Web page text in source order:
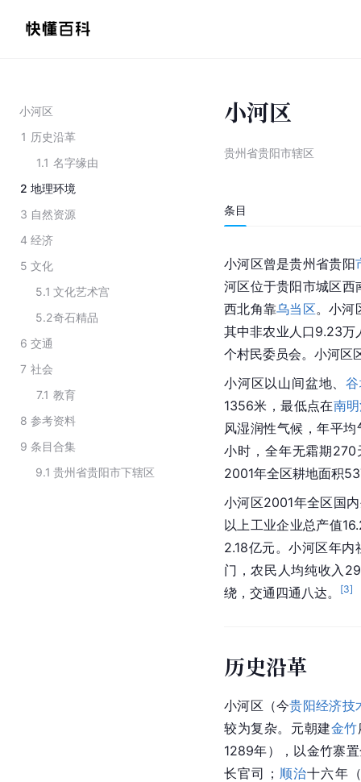
小河区
1 历史沿革
1.1 名字缘由
2 地理环境
3 自然资源
4 经济
5 文化
5.1 文化艺术宫
5.2奇石精品
6 交通
7 社会
7.1 教育
8 参考资料
9 条目合集
9.1 贵州省贵阳市下辖区
小河区
贵州省贵阳市辖区
条目
小河区曾是贵州省贵阳
河区位于贵阳市城区
西北角靠乌当区。小河
其中非农业人口9.23万
个村民委员会。小河区
小河区以山间盆地、
1356米，最低点在南
风湿润性气候，年平
小时，全年无霜期
2001年全区耕地面积
小河区2001年全区国
以上工业企业总产值
2.18亿元。小河区年
门，农民人均纯收入
绕，交通四通八达。
[3]
历史沿革
小河区（今贵阳经济技
较为复杂。 元朝建金竹
1289年），以金竹寨
长官司； 顺治十六年